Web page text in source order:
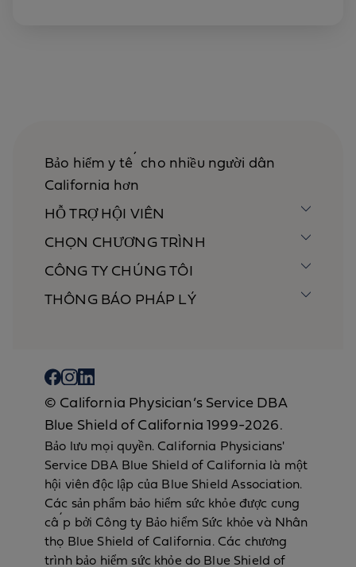
Bảo hiểm y tế cho nhiều người dân
California hơn
HỖ TRỢ HỘI VIÊN
CHỌN CHƯƠNG TRÌNH
CÔNG TY CHÚNG TÔI
THÔNG BÁO PHÁP LÝ
© California Physician’s Service DBA
Blue Shield of California 1999-2026.
Bảo lưu mọi quyền. California Physicians'
Service DBA Blue Shield of California là một
hội viên độc lập của Blue Shield Association.
Các sản phẩm bảo hiểm sức khỏe được cung
cấp bởi Công ty Bảo hiểm Sức khỏe và Nhân
thọ Blue Shield of California. Các chương
trình bảo hiểm sức khỏe do Blue Shield of